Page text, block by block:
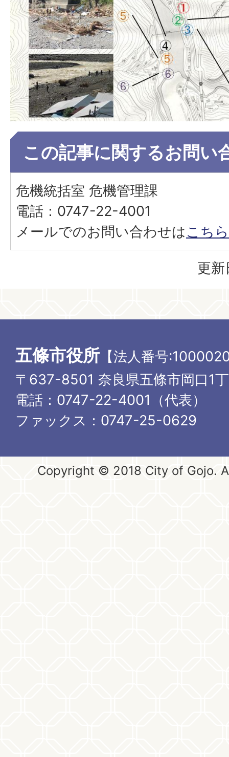
この記事に関するお問い
危機統括室 危機管理課
電話：0747-22-4001
メールでのお問い合わせはこちら
更
五條市役所 【法人番号
〒637-8501 奈良県五條市岡口1
電話：0747-22-4001（代表）
ファックス：0747-25-0629
Copyright © 2018 City of Gojo.